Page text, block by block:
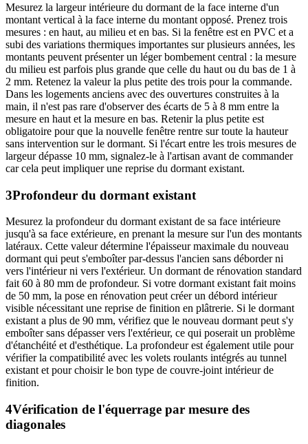
Mesurez la largeur intérieure du dormant de la face interne d'un
montant vertical à la face interne du montant opposé. Prenez trois
mesures : en haut, au milieu et en bas. Si la fenêtre est en PVC et a
subi des variations thermiques importantes sur plusieurs années, les
montants peuvent présenter un léger bombement central : la mesure
du milieu est parfois plus grande que celle du haut ou du bas de 1 à
2 mm. Retenez la valeur la plus petite des trois pour la commande.
Dans les logements anciens avec des ouvertures construites à la
main, il n'est pas rare d'observer des écarts de 5 à 8 mm entre la
mesure en haut et la mesure en bas. Retenir la plus petite est
obligatoire pour que la nouvelle fenêtre rentre sur toute la hauteur
sans intervention sur le dormant. Si l'écart entre les trois mesures de
largeur dépasse 10 mm, signalez-le à l'artisan avant de commander
car cela peut impliquer une reprise du dormant existant.
3Profondeur du dormant existant
Mesurez la profondeur du dormant existant de sa face intérieure
jusqu'à sa face extérieure, en prenant la mesure sur l'un des montants
latéraux. Cette valeur détermine l'épaisseur maximale du nouveau
dormant qui peut s'emboîter par-dessus l'ancien sans déborder ni
vers l'intérieur ni vers l'extérieur. Un dormant de rénovation standard
fait 60 à 80 mm de profondeur. Si votre dormant existant fait moins
de 50 mm, la pose en rénovation peut créer un débord intérieur
visible nécessitant une reprise de finition en plâtrerie. Si le dormant
existant a plus de 90 mm, vérifiez que le nouveau dormant peut s'y
emboîter sans dépasser vers l'extérieur, ce qui poserait un problème
d'étanchéité et d'esthétique. La profondeur est également utile pour
vérifier la compatibilité avec les volets roulants intégrés au tunnel
existant et pour choisir le bon type de couvre-joint intérieur de
finition.
4Vérification de l'équerrage par mesure des
diagonales